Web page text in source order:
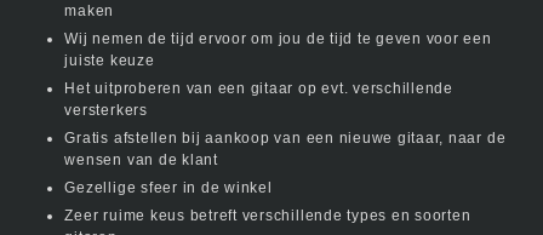
maken
Wij nemen de tijd ervoor om jou de tijd te geven voor een
juiste keuze
Het uitproberen van een gitaar op evt. verschillende
versterkers
Gratis afstellen bij aankoop van een nieuwe gitaar, naar de
wensen van de klant
Gezellige sfeer in de winkel
Zeer ruime keus betreft verschillende types en soorten